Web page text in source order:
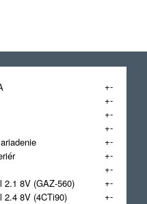
+-
+-
+-
+-
+-
+-
+-
2.1 8V (GAZ-560)
+-
2.4 8V (4CTi90)
+-